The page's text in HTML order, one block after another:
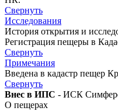
Свернуть
Исследования
История открытия и
Регистрация пещеры в
Свернуть
Примечания
Введена в кадастр пещер
Свернуть
Внес в ИПС - ИСК
О пещерах